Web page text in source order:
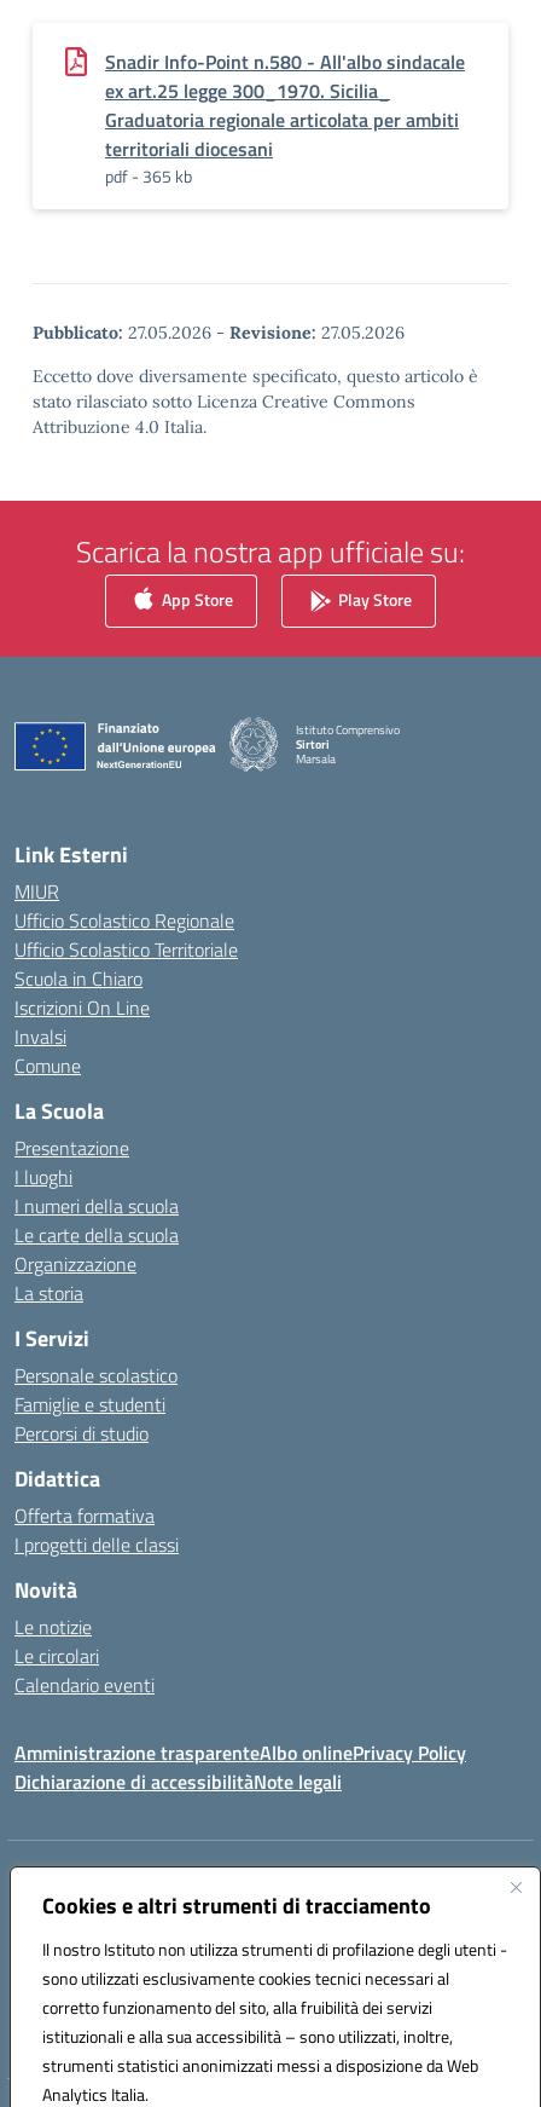
Cookies e altri strumenti di tracciamento
Il nostro Istituto non utilizza strumenti di profilazione degli utenti -
sono utilizzati esclusivamente cookies tecnici necessari al
corretto funzionamento del sito, alla fruibilità dei servizi
istituzionali e alla sua accessibilità – sono utilizzati, inoltre,
strumenti statistici anonimizzati messi a disposizione da Web
Analytics Italia.
Snadir Info-Point n.580 - All'albo sindacale
ex art.25 legge 300_1970. Sicilia_
Graduatoria regionale articolata per ambiti
territoriali diocesani
pdf - 365 kb
Pubblicato: 27.05.2026 - Revisione: 27.05.2026
Eccetto dove diversamente specificato, questo articolo è
stato rilasciato sotto Licenza Creative Commons
Attribuzione 4.0 Italia.
Scarica la nostra app ufficiale su:
App Store Play Store
Istituto Comprensivo
Sirtori
Marsala
Link Esterni
MIUR
Ufficio Scolastico Regionale
Ufficio Scolastico Territoriale
Scuola in Chiaro
Iscrizioni On Line
Invalsi
Comune
La Scuola
Presentazione
I luoghi
I numeri della scuola
Le carte della scuola
Organizzazione
La storia
I Servizi
Personale scolastico
Famiglie e studenti
Percorsi di studio
Didattica
Offerta formativa
I progetti delle classi
Novità
Le notizie
Le circolari
Calendario eventi
Amministrazione trasparenteAlbo onlinePrivacy Policy
Dichiarazione di accessibilitàNote legali
Indirizzo:
Centralino:0923993485 Email:tpic84500v@istruzione.it
Codice fiscale: 91039050819
Codice meccanografico:
tpic84500v
Codice unico di fatturazione (CUF): JZDXRK